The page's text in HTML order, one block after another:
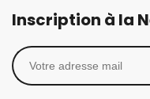
Inscription à la